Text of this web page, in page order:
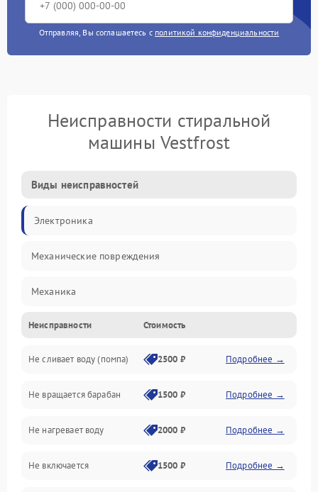
Отправляя, Вы соглашаетесь с политикой конфиденциальности
Неисправности стиральной
машины Vestfrost
Виды неисправностей
Электроника
Механические повреждения
Механика
Электропитание
Водоснабжение
Слив
Программное обеспечение
Неисправности Стоимость
Не сливает воду (помпа) 2500 ₽ Подробнее →
Не вращается барабан 1500 ₽ Подробнее →
Не нагревает воду 2000 ₽ Подробнее →
Не включается 1500 ₽ Подробнее →